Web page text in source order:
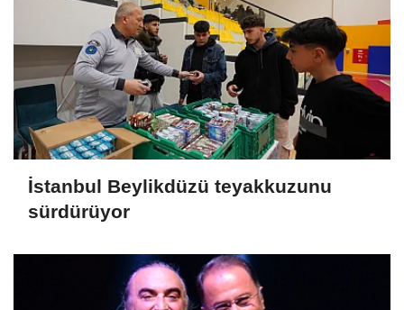
İstanbul Beylikdüzü teyakkuzunu
sürdürüyor